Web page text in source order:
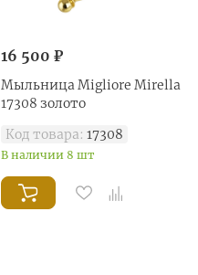
16 500 ₽
Mыльница Migliore Mirella
17308 золото
Код товара: 17308
В наличии 8 шт